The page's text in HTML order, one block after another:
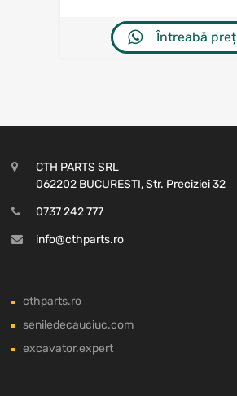
Întreabă preț
CTH PARTS SRL
062202 BUCURESTI, Str. Preciziei 32
0737 242 777
info@cthparts.ro
cthparts.ro
seniledecauciuc.com
excavator.expert